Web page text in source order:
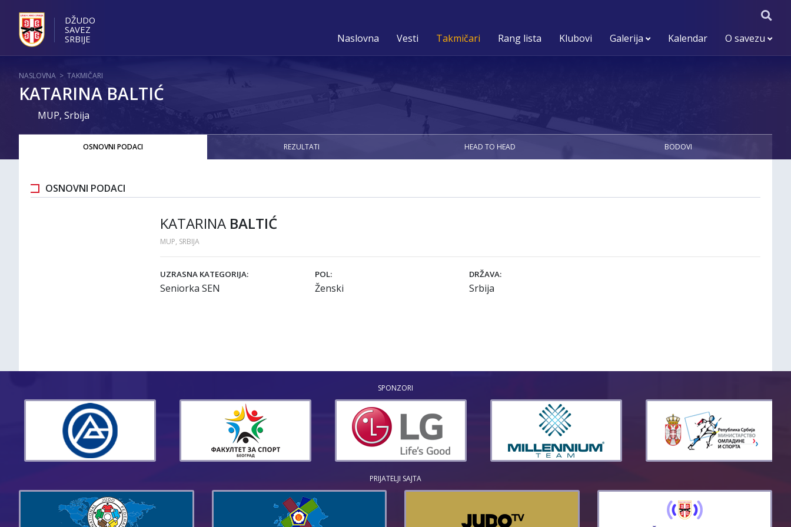
DŽUDO
SAVEZ
SRBIJE
Naslovna Vesti Takmičari Rang lista Klubovi Galerija Kalendar O savezu
NASLOVNA > TAKMIČARI
KATARINA BALTIĆ
MUP, Srbija
OSNOVNI PODACI REZULTATI HEAD TO HEAD BODOVI
OSNOVNI PODACI
KATARINA BALTIĆ
MUP, SRBIJA
UZRASNA KATEGORIJA:
Seniorka SEN
POL:
Ženski
DRŽAVA:
Srbija
SPONZORI
PRIJATELJI SAJTA